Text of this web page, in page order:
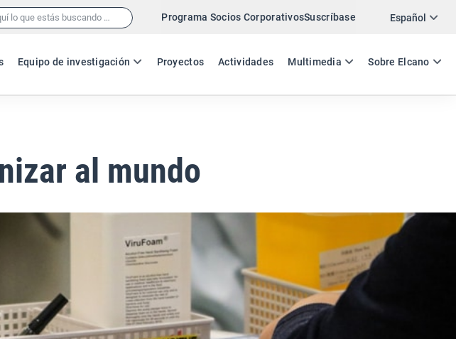
Programa Socios CorporativosSuscríbase Español
ES EN
Equipo de investigación Proyectos Actividades Multimedia Sobre Elcano
Twitter
al mundo